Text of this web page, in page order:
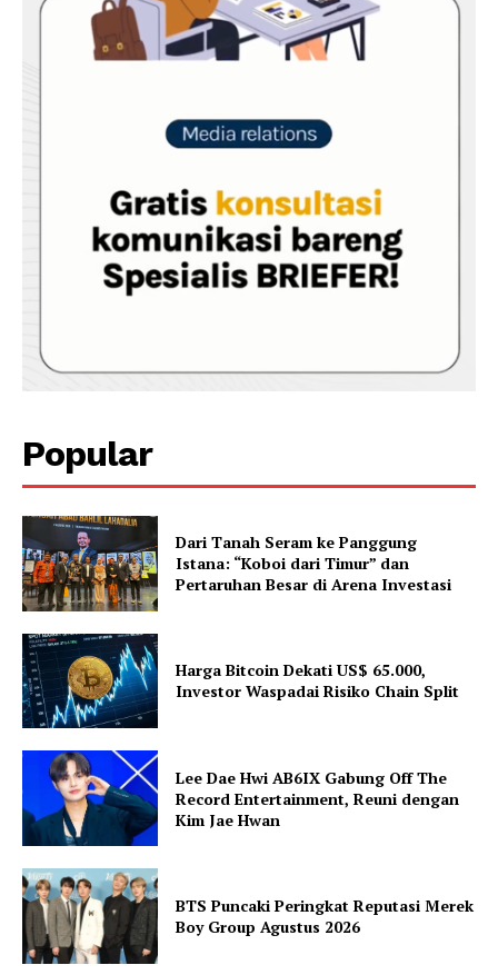
Popular
Dari Tanah Seram ke Panggung
Istana: “Koboi dari Timur” dan
Pertaruhan Besar di Arena Investasi
Harga Bitcoin Dekati US$ 65.000,
Investor Waspadai Risiko Chain Split
Lee Dae Hwi AB6IX Gabung Off The
Record Entertainment, Reuni dengan
Kim Jae Hwan
BTS Puncaki Peringkat Reputasi Merek
Boy Group Agustus 2026